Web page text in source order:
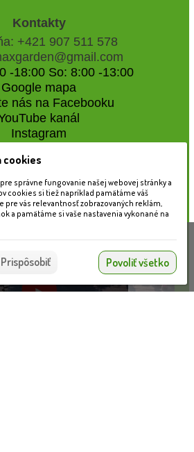
Kontakty
+421 907 511 578
-18:00 So: 8:00 -13:00
Google mapa
nás na Facebooku
kanál
Instagram
centrum
cookies, ktoré nám
Používaním našich
používaním súborov
Súhlasím
cookies
správne fungovanie našej webovej stránky a
cookies si tiež napríklad pamätáme váš
pre vás relevantnosť zobrazovaných reklám,
a pamätáme si vaše nastavenia vykonané na
Prispôsobiť Povoliť všetko